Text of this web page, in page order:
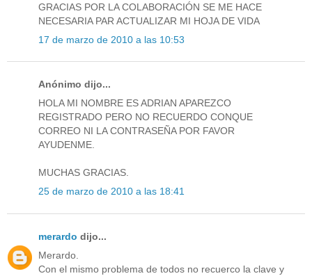
GRACIAS POR LA COLABORACIÓN SE ME HACE
NECESARIA PAR ACTUALIZAR MI HOJA DE VIDA
17 de marzo de 2010 a las 10:53
Anónimo dijo...
HOLA MI NOMBRE ES ADRIAN APAREZCO
REGISTRADO PERO NO RECUERDO CONQUE
CORREO NI LA CONTRASEÑA POR FAVOR
AYUDENME.
MUCHAS GRACIAS.
25 de marzo de 2010 a las 18:41
merardo dijo...
Merardo.
Con el mismo problema de todos no recuerco la clave y